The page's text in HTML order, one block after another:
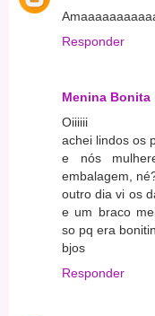
Responder
Menina Bonita
Oiiiiii
achei lindos os
e nós
embalagem,
outro dia vi os
e um braco
so pq era
bjos
Responder